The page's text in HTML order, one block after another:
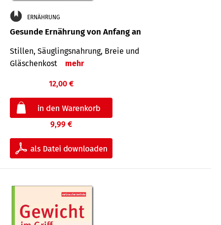
ERNÄHRUNG
Gesunde Ernährung von Anfang an
Stillen, Säuglingsnahrung, Breie und
Gläschenkost
mehr
12,00 €
9,99 €